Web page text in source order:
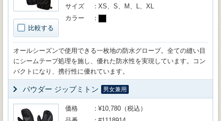
比較する
サイズ
XS、S、M、L、XL
カラー
オールシーズンで使用できる一枚地の防水グローブ。全ての縫い目
にシームテープ処理を施し、優れた防水性を実現しています。コン
パクトになり、携行性に優れています。
パウダー ジップミトン 男女兼用
価格
¥10,780（税込）